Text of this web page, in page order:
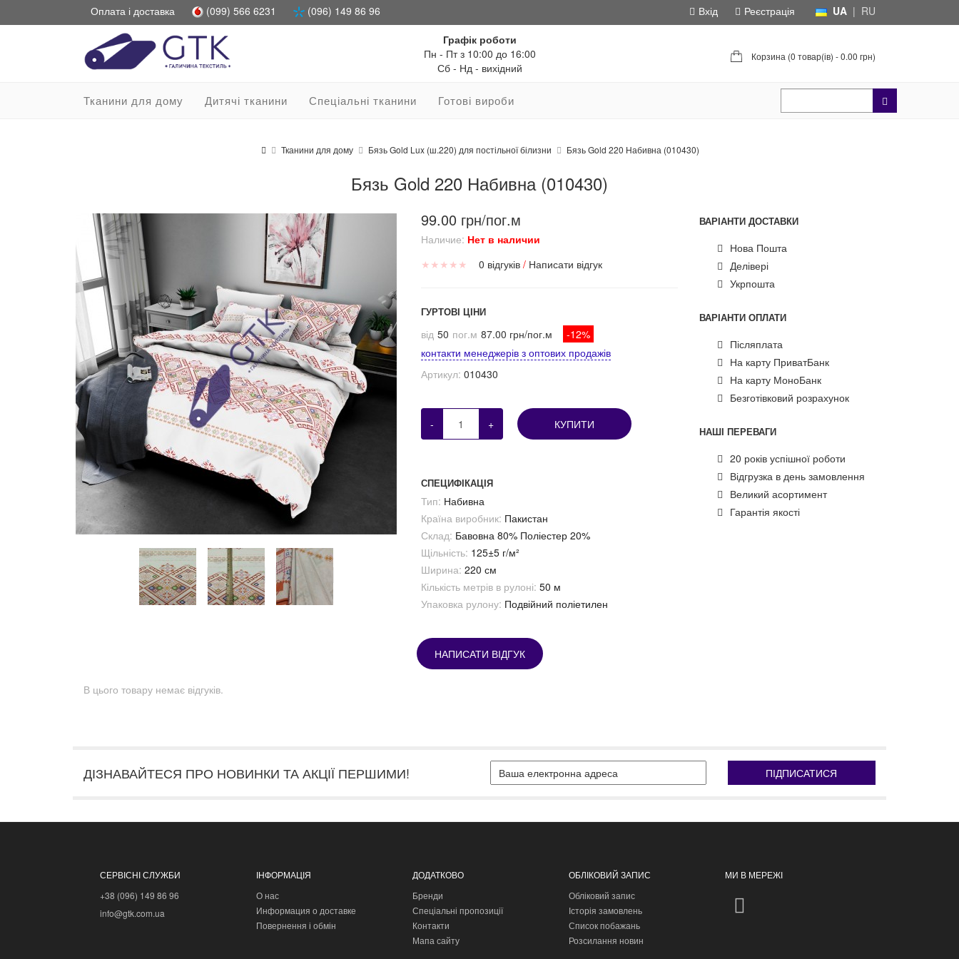
Оплата і доставка (099) 566 6231 (096) 149 86 96 UA | RU
Вхід
Реєстрація
Графік роботи
Пн - Пт з 10:00 до 16:00
Сб - Нд - вихідний
Корзина (0 товар(ів) - 0.00 грн)
Тканини для дому Дитячі тканини Спеціальні тканини Готові вироби
Тканини для дому Бязь Gold Lux (ш.220) для постільної білизни Бязь Gold 220 Набивна (010430)
Бязь Gold 220 Набивна (010430)
99.00 грн/пог.м
Наличие: Нет в наличии
★ ★ ★ ★ ★ 0 відгуків/ Написати відгук
ГУРТОВІ ЦІНИ
від 50 пог.м 87.00 грн/пог.м
-12%
контакти менеджерів з оптових продажів
Артикул: 010430
- + КУПИТИ
СПЕЦИФІКАЦІЯ
Тип: Набивна
Країна виробник: Пакистан
Склад: Бавовна 80% Поліестер 20%
Щільність: 125±5 г/м²
Ширина: 220 см
Кількість метрів в рулоні: 50 м
Упаковка рулону: Подвійний поліетилен
ВАРІАНТИ ДОСТАВКИ
Нова Пошта
Делівері
Укрпошта
ВАРІАНТИ ОПЛАТИ
Післяплата
На карту ПриватБанк
На карту МоноБанк
Безготівковий розрахунок
НАШІ ПЕРЕВАГИ
20 років успішної роботи
Відгрузка в день замовлення
Великий асортимент
Гарантія якості
НАПИСАТИ ВІДГУК
В цього товару немає відгуків.
ДІЗНАВАЙТЕСЯ ПРО НОВИНКИ ТА АКЦІЇ ПЕРШИМИ! ПІДПИСАТИСЯ
СЕРВІСНІ СЛУЖБИ
+38 (096) 149 86 96
info@gtk.com.ua
ІНФОРМАЦІЯ
О нас
Информация о доставке
Повернення і обмін
ДОДАТКОВО
Бренди
Спеціальні пропозиції
Контакти
Мапа сайту
ОБЛІКОВИЙ ЗАПИС
Обліковий запис
Історія замовлень
Список побажань
Розсилання новин
МИ В МЕРЕЖІ